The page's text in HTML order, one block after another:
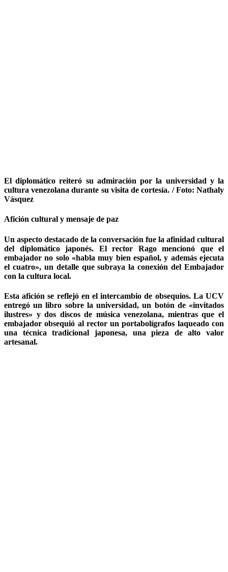
El diplomático reiteró su admiración por la universidad y la
cultura venezolana durante su visita de cortesía. / Foto: Nathaly
Vásquez
Afición cultural y mensaje de paz
Un aspecto destacado de la conversación fue la afinidad cultural
del diplomático japonés. El rector Rago mencionó que el
embajador no solo «habla muy bien español, y además ejecuta
el cuatro», un detalle que subraya la conexión del Embajador
con la cultura local.
Esta afición se reflejó en el intercambio de obsequios. La UCV
entregó un libro sobre la universidad, un botón de «invitados
ilustres» y dos discos de música venezolana, mientras que el
embajador obsequió al rector un portabolígrafos laqueado con
una técnica tradicional japonesa, una pieza de alto valor
artesanal.